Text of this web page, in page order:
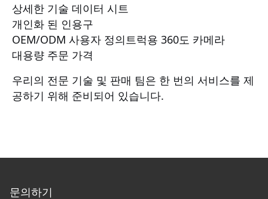
상세한 기술 데이터 시트
개인화 된 인용구
OEM/ODM 사용자 정의 트럭용 360도 카메라
대용량 주문 가격
우리의 전문 기술 및 판매 팀은 한 번의 서비스를 제
공하기 위해 준비되어 있습니다.
문의하기